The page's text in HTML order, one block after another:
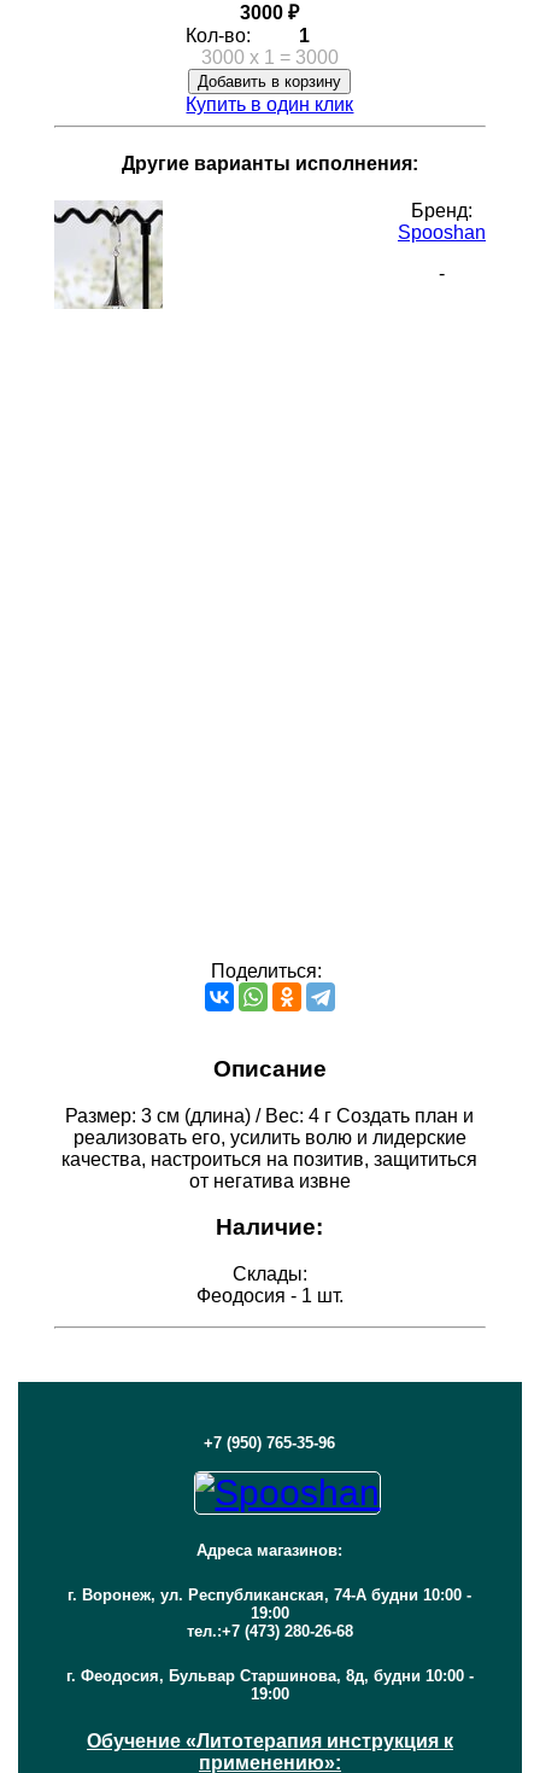
3000 ₽
Кол-во:
1
3000 x 1 = 3000
Добавить в корзину
Купить в один клик
Другие варианты исполнения:
Бренд:
Spooshan
-
Поделиться:
Описание
Размер: 3 см (длина) / Вес: 4 г Создать план и
реализовать его, усилить волю и лидерские
качества, настроиться на позитив, защититься
от негатива извне
Наличие:
Склады:
Феодосия - 1 шт.
+7 (950) 765-35-96
Адреса магазинов:
г. Воронеж, ул. Республиканская, 74-А будни 10:00 -
19:00
тел.:+7 (473) 280-26-68
г. Феодосия, Бульвар Старшинова, 8д, будни 10:00 -
19:00
Обучение «Литотерапия инструкция к
применению»: